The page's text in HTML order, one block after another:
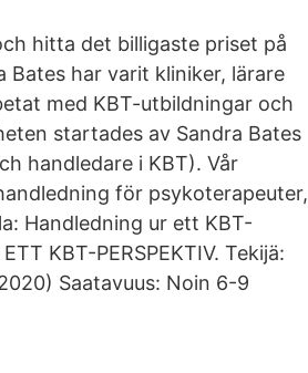
hitta det billigaste priset på
har varit kliniker, lärare
med KBT-utbildningar och
startades av Sandra Bates
handledare i KBT). Vår
för psykoterapeuter,
Handledning ur ett KBT-
KBT-PERSPEKTIV. Tekijä:
Saatavuus: Noin 6-9